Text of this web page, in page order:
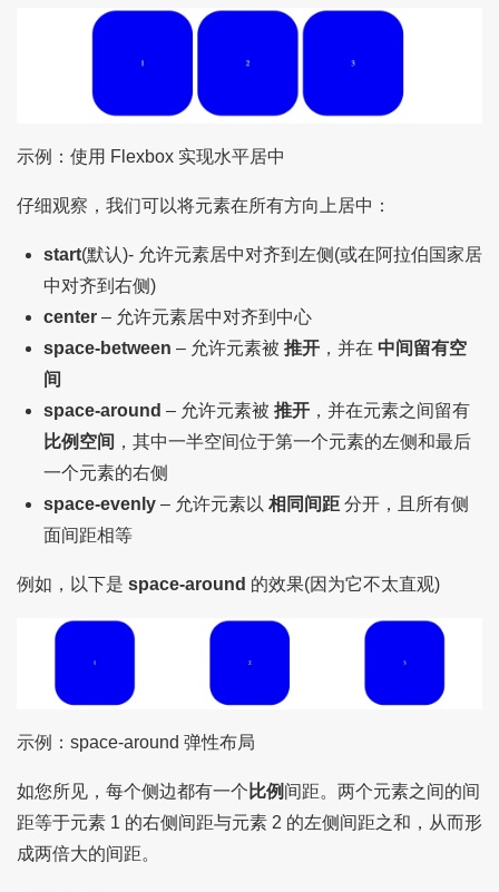
示例：使用 Flexbox 实现水平居中
仔细观察，我们可以将元素在所有方向上居中：
start(默认)- 允许元素居中对齐到左侧(或在阿拉伯国家居
中对齐到右侧)
center– 允许元素居中对齐到中心
space-between – 允许元素被 推开，并在 中间留有空
间
space-around – 允许元素被 推开，并在元素之间留有
比例空间 ，其中一半空间位于第一个元素的左侧和最后
一个元素的右侧
space-evenly– 允许元素以 相同间距分开，且所有侧
面间距相等
例如，以下是 space-around 的效果(因为它不太直观)
示例：space-around 弹性布局
如您所见，每个侧边都有一个 比例 间距。两个元素之间的间
距等于元素 1 的右侧间距与元素 2 的左侧间距之和，从而形
成两倍大的间距。